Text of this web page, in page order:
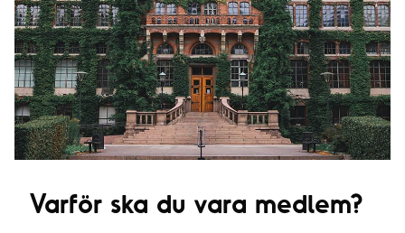
Varför ska du vara medlem?